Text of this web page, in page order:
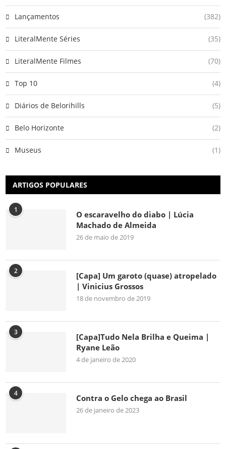
Lançamentos (382)
LiteralMente Séries (35)
LiteralMente Filmes (70)
Top 10 (4)
Diários de Belorihills (5)
Belo Horizonte (2)
Museus (1)
ARTIGOS POPULARES
1
O escaravelho do diabo | Lúcia
Machado de Almeida
26 de maio de 2019
2
[Capa] Um garoto (quase) atropelado
| Vinicius Grossos
18 de novembro de 2019
3
[Capa]Tudo Nela Brilha e Queima |
Ryane Leão
4 de janeiro de 2020
4 Contra o Gelo chega ao Brasil
26 de janeiro de 2023